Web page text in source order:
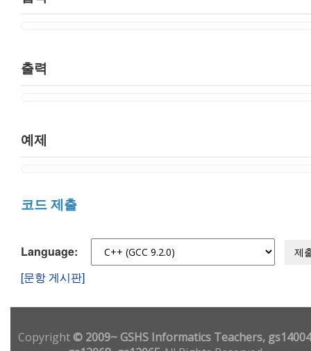
출력
예제
코드 제출
Language: 제
[문항 게시판]
Copyright© 2009~ GSHS Informatics Teachers,